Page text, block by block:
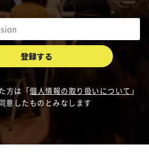
方は「個人情報の取り扱いについて 」
意したものとみなします